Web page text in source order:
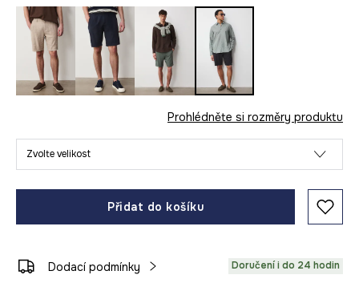
Prohlédněte si rozměry produktu
Zvolte velikost
Přidat do košíku
Dodací podmínky Doručení i do 24 hodin